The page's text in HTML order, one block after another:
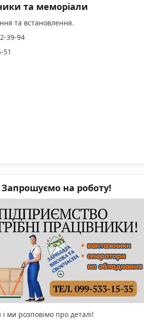
та меморіали
та встановлення.
39-94
51
Запрошуємо на роботу!
ми розповімо про деталі!